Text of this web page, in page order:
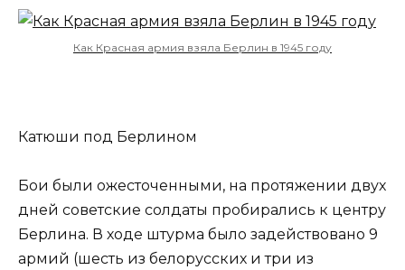
Как Красная армия взяла Берлин в 1945 году
Катюши под Берлином
Бои были ожесточенными, на протяжении двух
дней советские солдаты пробирались к центру
Берлина. В ходе штурма было задействовано 9
армий (шесть из белорусских и три из